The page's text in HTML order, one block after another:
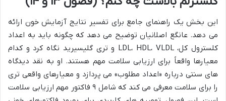
این بخش یک راهنمای جامع برای تفسیر نتایج آزمایش خون ارائه
می دهد. عانگع اصلانیان توضیح می دهد که چگونه باید به اعداد
کلسترول کل، LDL، HDL، VLDL و تری گلیسیرید نگاه کرد و کدام
معیارها واقعاً برای ارزیابی سلامت مهم هستند. او به نقد دیدگاه
های سنتی درباره «اعداد مطلوب» می پردازد و معیارهای واقعی تری
را برای سلامت معرفی می کند که شامل ۹ فاکتور مهم ارزیابی سلامت